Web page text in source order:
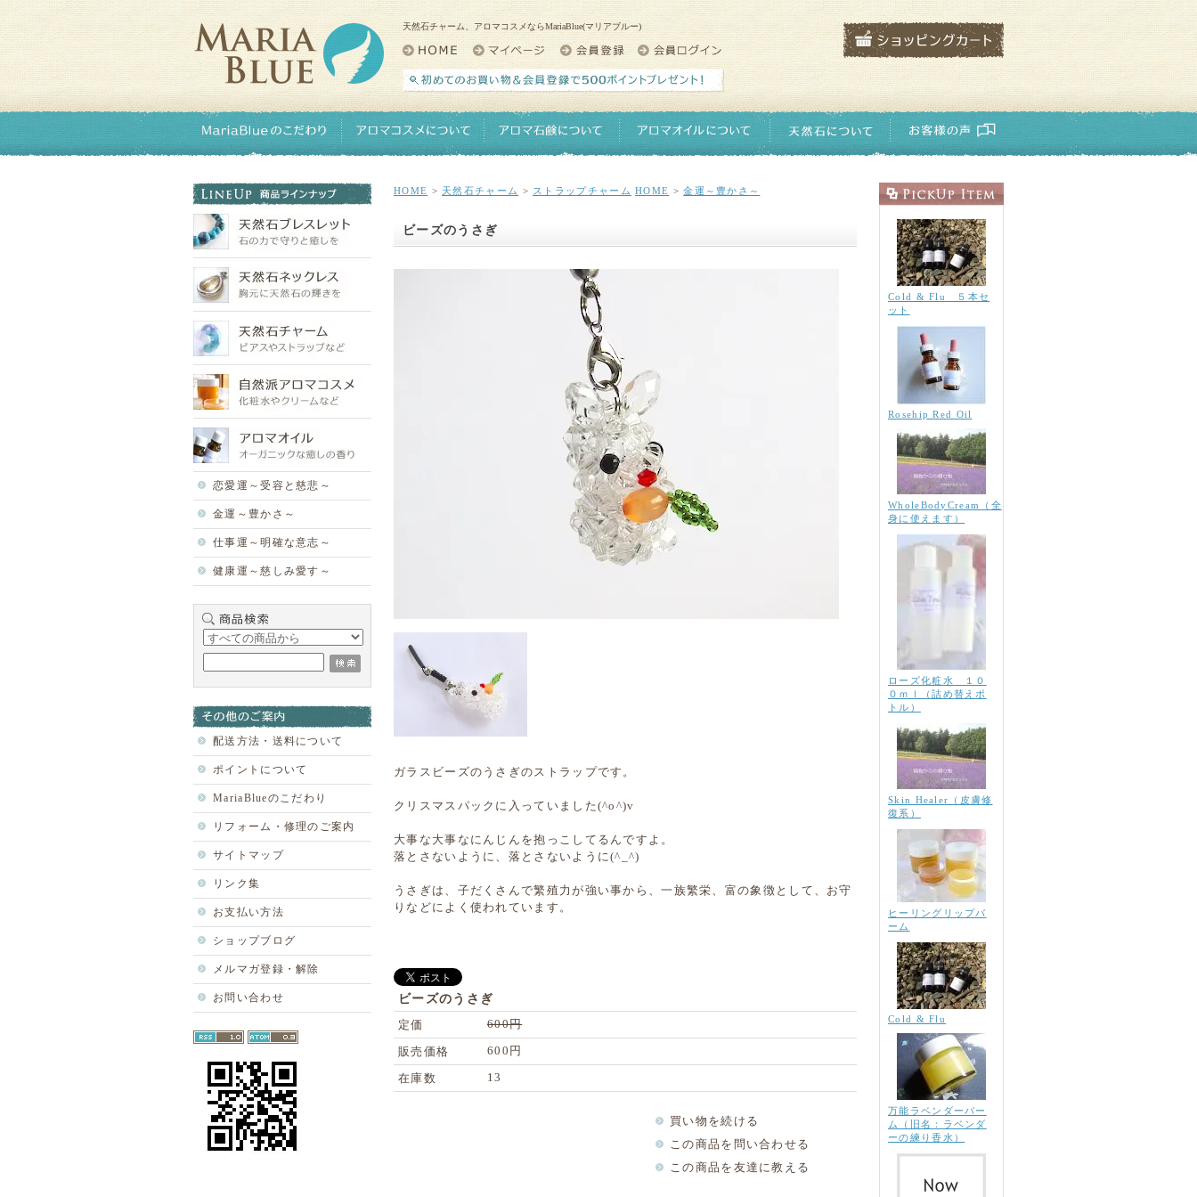
天然石チャーム、アロマコスメならMariaBlue(マリアブルー)
恋愛運～受容と慈悲～
金運～豊かさ～
仕事運～明確な意志～
健康運～慈しみ愛す～
配送方法・送料について
ポイントについて
MariaBlueのこだわり
リフォーム・修理のご案内
サイトマップ
リンク集
お支払い方法
ショップブログ
メルマガ登録・解除
お問い合わせ
HOME > 天然石チャーム > ストラップチャーム HOME >金運～豊かさ～
ビーズのうさぎ
ガラスビーズのうさぎのストラップです。
クリスマスパックに入っていました(^o^)v
大事な大事なにんじんを抱っこしてるんですよ。
落とさないように、落とさないように(^_^)
うさぎは、子だくさんで繁殖力が強い事から、一族繁栄、富の象徴として、お守
りなどによく使われています。
ビーズのうさぎ
定価 600円
販売価格 600円
在庫数 13
買い物を続ける
この商品を問い合わせる
この商品を友達に教える
Cold & Flu ５本セ
ット
Rosehip Red Oil
WholeBodyCream（全
身に使えます）
ローズ化粧水 １０
０ｍｌ（詰め替えボ
トル）
Skin Healer（皮膚修
復系）
ヒーリングリップバ
ーム
Cold & Flu
万能ラベンダーバー
ム（旧名：ラベンダ
ーの練り香水）